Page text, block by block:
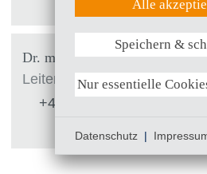
Dr. med. Dietrich Gläser,
Leitender Oberarzt
+49 (0)381 4401 - 8514
Weitere
Alle
Speichern &
Nur essentielle
Datenschutz |